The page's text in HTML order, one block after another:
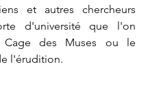
et autres chercheurs
d'université que l'on
Cage des Muses ou le
l'érudition.